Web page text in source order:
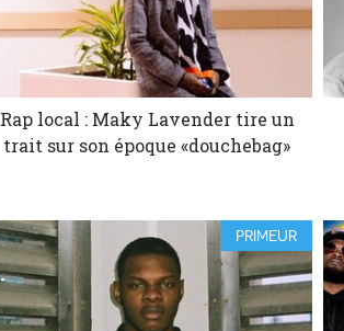
Rap local : Maky Lavender tire un
trait sur son époque «douchebag»
PRIMEUR